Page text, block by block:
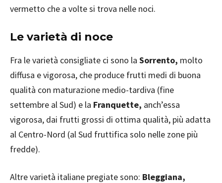
vermetto che a volte si trova nelle noci.
Le varietà di noce
Fra le varietà consigliate ci sono la Sorrento, molto
diffusa e vigorosa, che produce frutti medi di buona
qualità con maturazione medio-tardiva (fine
settembre al Sud) e la Franquette, anch’essa
vigorosa, dai frutti grossi di ottima qualità, più adatta
al Centro-Nord (al Sud fruttifica solo nelle zone più
fredde).
Altre varietà italiane pregiate sono: Bleggiana,